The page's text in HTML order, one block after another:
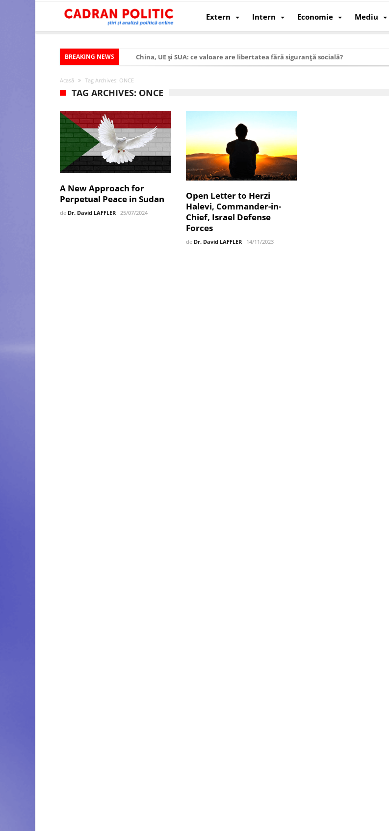
Extern Intern Economie Mediu
BREAKING NEWS
China, UE și SUA: ce valoare are libertatea fără siguranță socială?
Modelul economic al SUA: cum au devenit cea mai mare economie a lumii
Modelul economic al Rusiei: de ce rezistă?
Occidentul obosit și Estul care revine: o realitate pe care România o simte, nu o
Viitorul României în Uniunea Europeană. Ce ne așteaptă? – O analiză
România – ROExit pentru a supraviețui ca țară
Controlul minții prin nanoparticule
Huawei dezvoltă un nou cip AI pentru a înlocui Nvidia
Acasă Tag Archives: ONCE
TAG ARCHIVES: ONCE
A New Approach for
Perpetual Peace in Sudan
de Dr. David LAFFLER 25/07/2024
Open Letter to Herzi
Halevi, Commander-in-
Chief, Israel Defense
Forces
de Dr. David LAFFLER 14/11/2023